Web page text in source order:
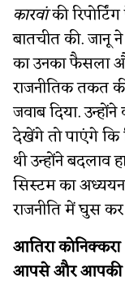
कारवांकी
बातचीत की.
का उनका फैसला
राजनीतिक तकत
जवाब दिया.
देखेंगे तो पाएंगे कि
थी उन्होंने
सिस्टम का
राजनीति में घुस
आतिरा कोनिक्करा
आपसे और आपकी